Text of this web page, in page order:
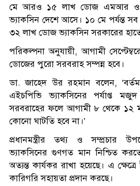
মে আরও ১৫ লাখ ডোজ এমআর ও
ভ্যাকসিন দেশে আসে। ১০ মে পর্যন্ত সব
৩২ লাখ ডোজ ভ্যাকসিন সরকারের
পরিকল্পনা অনুযায়ী, আগামী
ডোজের পুরো সরবরাহ সম্পন্ন হবে।
ডা. জাহেদ উর রহমান বলেন,
এইচপিভি ভ্যাকসিনের পর্যাপ্ত
সরবরাহের ফলে আগামী ৮ থেকে ১২
কোনো ঘাটতি হবে না।’
প্রধানমন্ত্রীর তথ্য ও সম্প্রচার
ভ্যাকসিনের গুণগত মান নিশ্চিত
অত্যন্ত কার্যকর রাখা হয়েছে। এ
কারিগরি সহায়তা প্রদান করছে।